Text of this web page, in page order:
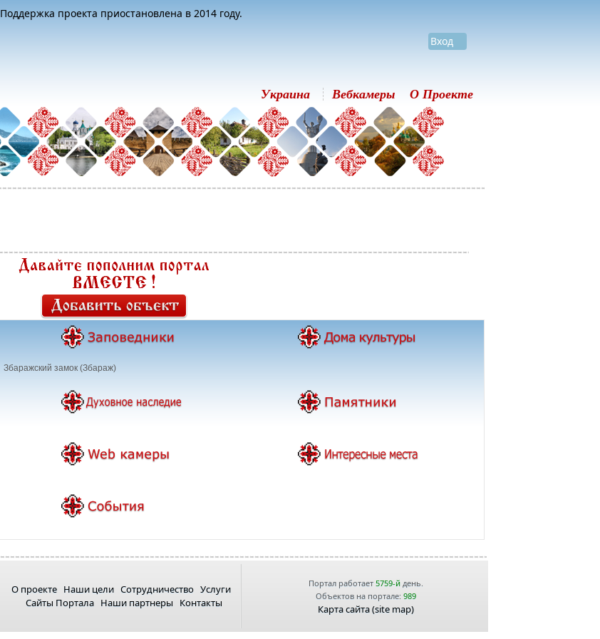
Поддержка проекта приостановлена в 2014 году.
Вход
Украина Вебкамеры О Проекте
Збаражский замок (Збараж)
О проекте Наши цели Сотрудничество Услуги
Сайты Портала Наши партнеры Контакты
Портал работает 5759-йдень.
Объектов на портале: 989
Карта сайта (site map)